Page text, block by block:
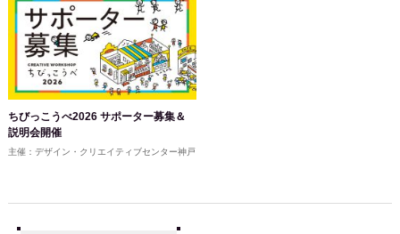
ちびっこうべ2026 サポーター募集＆
説明会開催
主催：デザイン・クリエイティブセンター神戸